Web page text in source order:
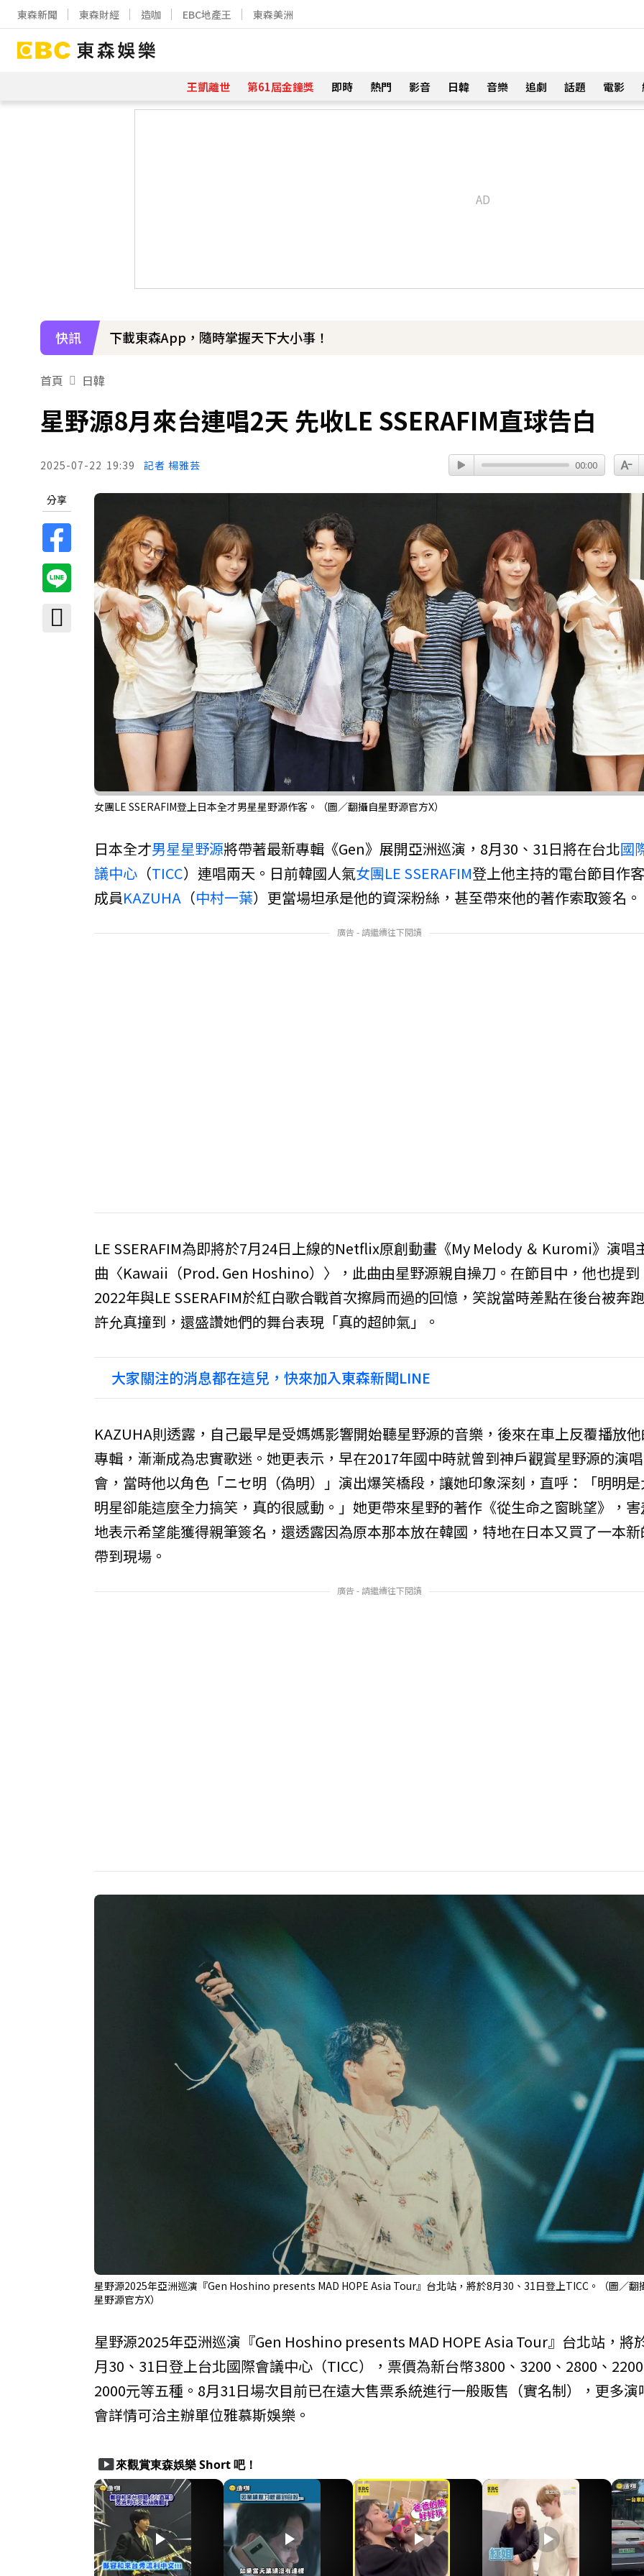
東森新聞 東森財經 造咖 EBC地產王 東森美洲
王凱離世 第61屆金鐘獎 即時 熱門 影音 日韓 音樂 追劇 話題 電影
快訊 下載東森App，隨時掌握天下大小事！
首頁 日韓
星野源8月來台連唱2天 先收LE SSERAFIM直球告白
2025-07-22 19:39 記者 楊雅芸 00:00
分享
女團LE SSERAFIM登上日本全才男星星野源作客。（圖／翻攝自星野源官方X）
日本全才男星星野源將帶著最新專輯《Gen》展開亞洲巡演，8月30、31日將在台北國
議中心 （TICC）連唱兩天。日前韓國人氣女團LE SSERAFIM登上他主持的電台節目作
成員KAZUHA （中村一葉）更當場坦承是他的資深粉絲，甚至帶來他的著作索取簽名。
廣告 - 請繼續往下閱讀
LE SSERAFIM為即將於7月24日上線的Netflix原創動畫《My Melody ＆ Kuromi》演唱
曲〈Kawaii（Prod. Gen Hoshino）〉，此曲由星野源親自操刀。在節目中，他也提到
2022年與LE SSERAFIM於紅白歌合戰首次擦肩而過的回憶，笑說當時差點在後台被奔
許允真撞到，還盛讚她們的舞台表現「真的超帥氣」。
大家關注的消息都在這兒，快來加入東森新聞LINE
KAZUHA則透露，自己最早是受媽媽影響開始聽星野源的音樂，後來在車上反覆播放
專輯，漸漸成為忠實歌迷。她更表示，早在2017年國中時就曾到神戶觀賞星野源的演唱
會，當時他以角色「ニセ明（偽明）」演出爆笑橋段，讓她印象深刻，直呼：「明明
明星卻能這麼全力搞笑，真的很感動。」她更帶來星野的著作《從生命之窗眺望》，
地表示希望能獲得親筆簽名，還透露因為原本那本放在韓國，特地在日本又買了一本
帶到現場。
廣告 - 請繼續往下閱讀
星野源2025年亞洲巡演『Gen Hoshino presents MAD HOPE Asia Tour』台北站，將於8月30、31日登上TICC。（圖／翻
星野源官方X）
星野源2025年亞洲巡演『Gen Hoshino presents MAD HOPE Asia Tour』台北站，將
月30、31日登上台北國際會議中心（TICC），票價為新台幣3800、3200、2800、
2000元等五種。8月31日場次目前已在遠大售票系統進行一般販售（實名制），更多演
會詳情可洽主辦單位雅慕斯娛樂。
smart_display來觀賞東森娛樂 Short 吧！
play_arrow play_arrow play_arrow play_arrow